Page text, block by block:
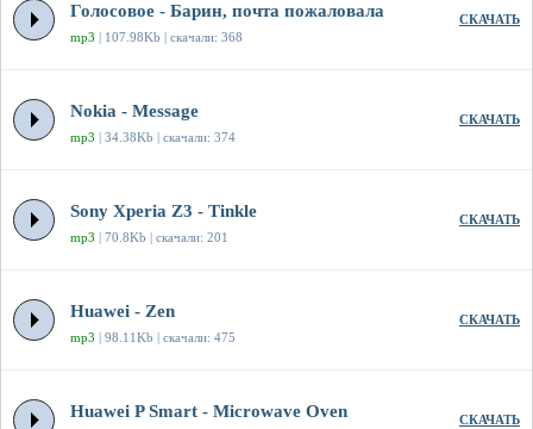
Голосовое - Барин, почта пожаловала
mp3 | 107.98Kb | скачали: 368
СКАЧАТЬ
Nokia - Message
mp3 | 34.38Kb | скачали: 374
СКАЧАТЬ
Sony Xperia Z3 - Tinkle
mp3 | 70.8Kb | скачали: 201
СКАЧАТЬ
Huawei - Zen
mp3 | 98.11Kb | скачали: 475
СКАЧАТЬ
Huawei P Smart - Microwave Oven СКАЧАТЬ